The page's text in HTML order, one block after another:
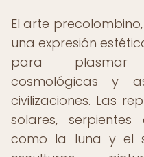
El arte
una expresión
para plasmar
cosmológicas y
civilizaciones. Las
solares,
como la luna y el